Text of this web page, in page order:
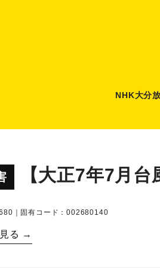
NHK大分
【大正7年7月
｜固有コード：002680140
る →